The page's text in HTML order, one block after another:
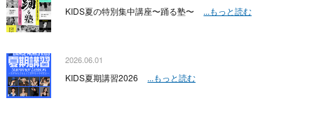
KIDS夏の特別集中講座〜踊る塾〜 ...もっと読む
2026.06.01
KIDS夏期講習2026 ...もっと読む